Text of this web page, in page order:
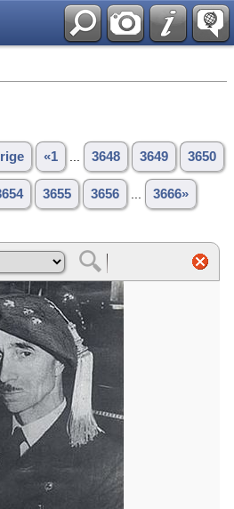
«1 3648 3649 3650
3655 3656
3666»